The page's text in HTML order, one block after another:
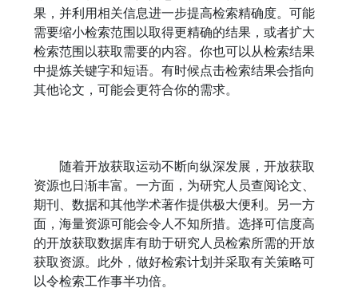
果，并利用相关信息进一步提高检索精确度。可能
需要缩小检索范围以取得更精确的结果，或者扩大
检索范围以获取需要的内容。你也可以从检索结果
中提炼关键字和短语。有时候点击检索结果会指向
其他论文，可能会更符合你的需求。
随着开放获取运动不断向纵深发展，开放获取
资源也日渐丰富。一方面，为研究人员查阅论文、
期刊、数据和其他学术著作提供极大便利。另一方
面，海量资源可能会令人不知所措。选择可信度高
的开放获取数据库有助于研究人员检索所需的开放
获取资源。此外，做好检索计划并采取有关策略可
以令检索工作事半功倍。